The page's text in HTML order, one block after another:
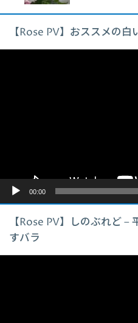
【Rose PV】おススメの白
00:00
【Rose PV】しのぶれど
すバラ